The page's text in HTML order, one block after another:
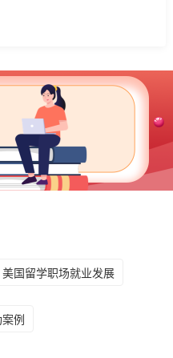
美国留学职场就业发展
例